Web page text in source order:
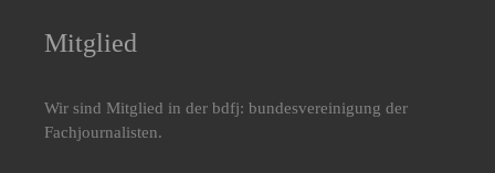
Mitglied
Wir sind Mitglied in der bdfj: bundesvereinigung der
Fachjournalisten.